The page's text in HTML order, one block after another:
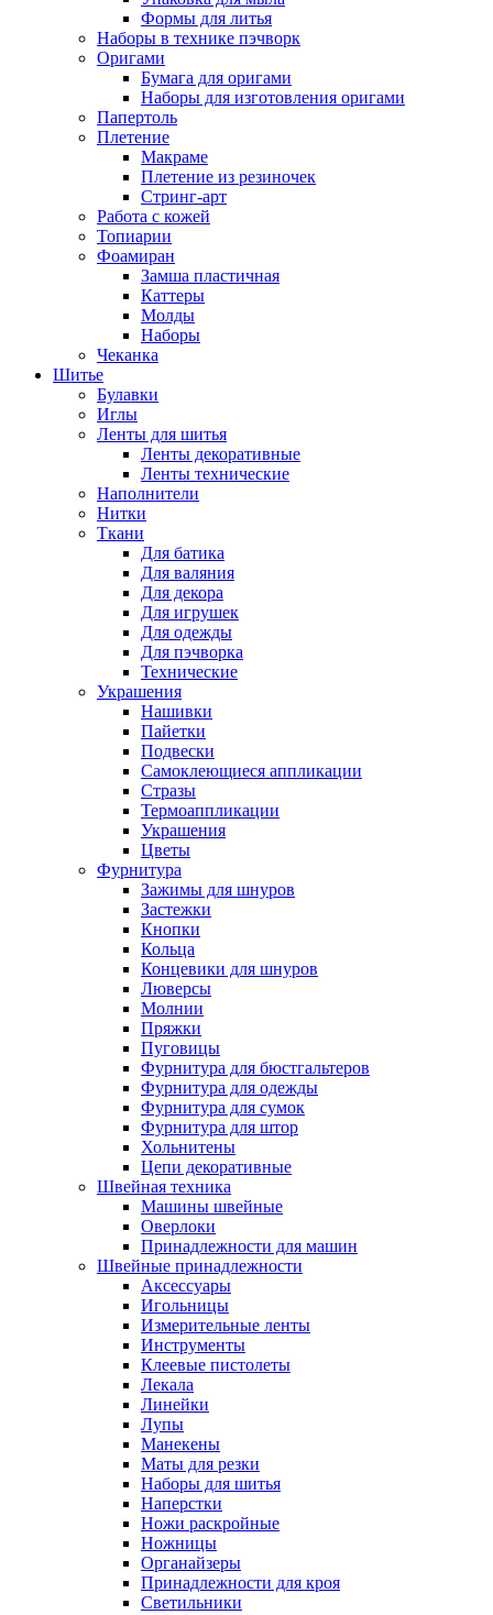
Формы для литья
Наборы в технике пэчворк
Оригами
Бумага для оригами
Наборы для изготовления оригами
Папертоль
Плетение
Макраме
Плетение из резиночек
Стринг-арт
Работа с кожей
Топиарии
Фоамиран
Замша пластичная
Каттеры
Молды
Наборы
Чеканка
Шитье
Булавки
Иглы
Ленты для шитья
Ленты декоративные
Ленты технические
Наполнители
Нитки
Ткани
Для батика
Для валяния
Для декора
Для игрушек
Для одежды
Для пэчворка
Технические
Украшения
Нашивки
Пайетки
Подвески
Самоклеющиеся аппликации
Стразы
Термоаппликации
Украшения
Цветы
Фурнитура
Зажимы для шнуров
Застежки
Кнопки
Кольца
Концевики для шнуров
Люверсы
Молнии
Пряжки
Пуговицы
Фурнитура для бюстгальтеров
Фурнитура для одежды
Фурнитура для сумок
Фурнитура для штор
Хольнитены
Цепи декоративные
Швейная техника
Машины швейные
Оверлоки
Принадлежности для машин
Швейные принадлежности
Аксессуары
Игольницы
Измерительные ленты
Инструменты
Клеевые пистолеты
Лекала
Линейки
Лупы
Манекены
Маты для резки
Наборы для шитья
Наперстки
Ножи раскройные
Ножницы
Органайзеры
Принадлежности для кроя
Светильники